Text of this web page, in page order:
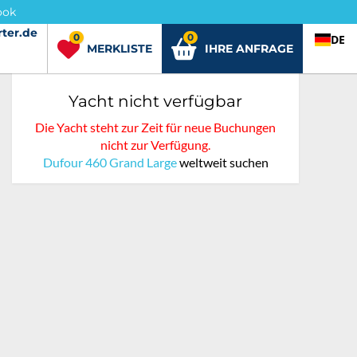
MERKLISTE
0
IHRE ANFRAGE
0 DE
Yacht nicht verfügbar
Die Yacht steht zur Zeit für neue Buchungen
nicht zur Verfügung.
Dufour 460 Grand Largeweltweit suchen